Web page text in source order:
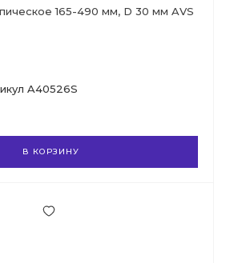
165-490 мм, D 30 мм AVS
A40526S
В КОРЗИНУ